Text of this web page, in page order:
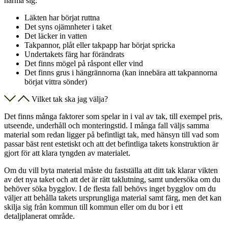
Läkten har börjat ruttna
Det syns ojämnheter i taket
Det läcker in vatten
Takpannor, plåt eller takpapp har börjat spricka
Undertakets färg har förändrats
Det finns mögel på råspont eller vind
Det finns grus i hängrännorna (kan innebära att takpannorna
börjat vittra sönder)
Vilket tak ska jag välja?
Det finns många faktorer som spelar in i val av tak, till exempel pris,
utseende, underhåll och monteringstid. I många fall väljs samma
material som redan ligger på befintligt tak, med hänsyn till vad som
passar bäst rent estetiskt och att det befintliga takets konstruktion är
gjort för att klara tyngden av materialet.
Om du vill byta material måste du fastställa att ditt tak klarar vikten
av det nya taket och att det är rätt taklutning, samt undersöka om du
behöver söka bygglov. I de flesta fall behövs inget bygglov om du
väljer att behålla takets ursprungliga material samt färg, men det kan
skilja sig från kommun till kommun eller om du bor i ett
detaljplanerat område.